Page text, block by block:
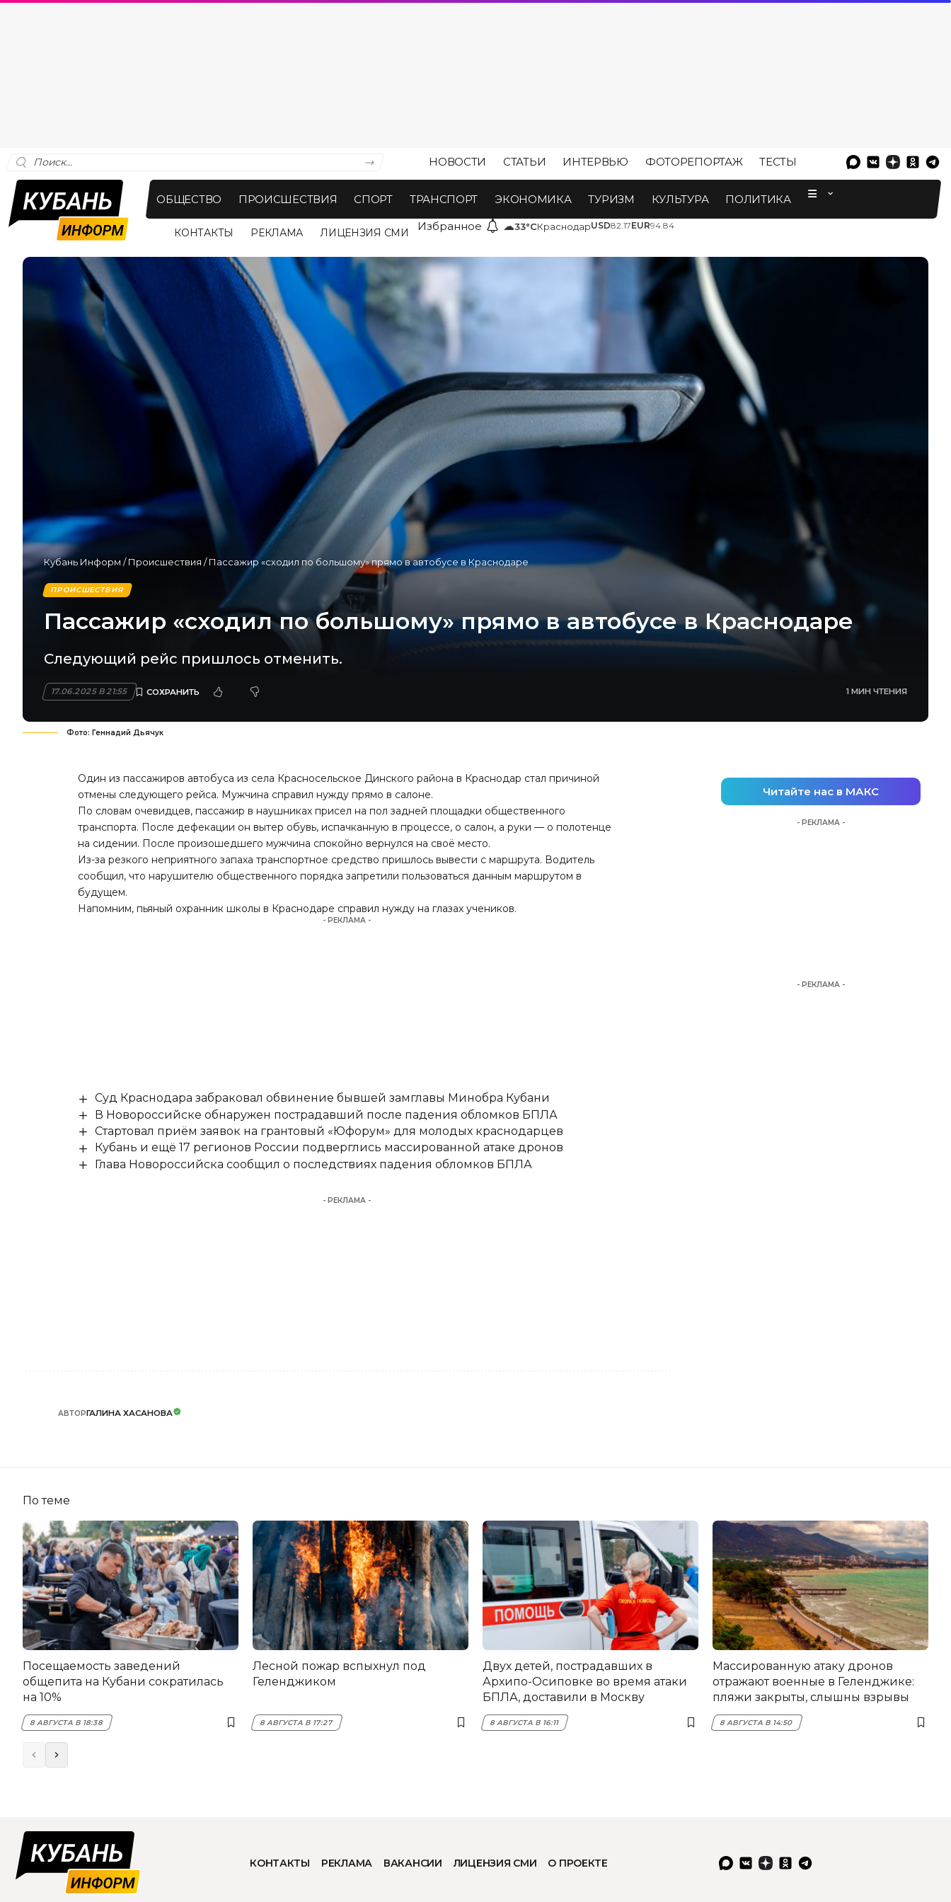
НОВОСТИ СТАТЬИ ИНТЕРВЬЮ ФОТОРЕПОРТАЖ ТЕСТЫ
ОБЩЕСТВО ПРОИСШЕСТВИЯ СПОРТ ТРАНСПОРТ ЭКОНОМИКА ТУРИЗМ КУЛЬТУРА ПОЛИТИКА
КОНТАКТЫ РЕКЛАМА ЛИЦЕНЗИЯ СМИ Избранное ☁33°CКраснодарUSD82.17EUR94.84
Кубань Информ /Происшествия /Пассажир «сходил по большому» прямо в автобусе в Краснодаре
ПРОИСШЕСТВИЯ
Пассажир «сходил по большому» прямо в автобусе в Краснодаре
Следующий рейс пришлось отменить.
17.06.2025 В 21:55 1 МИН ЧТЕНИЯ
Фото: Геннадий Дьячук
Один из пассажиров автобуса из села Красносельское Динского района в Краснодар стал причиной
отмены следующего рейса. Мужчина справил нужду прямо в салоне.
По словам очевидцев, пассажир в наушниках присел на пол задней площадки общественного
транспорта. После дефекации он вытер обувь, испачканную в процессе, о салон, а руки — о полотенце
на сидении. После произошедшего мужчина спокойно вернулся на своё место.
Из-за резкого неприятного запаха транспортное средство пришлось вывести с маршрута. Водитель
сообщил, что нарушителю общественного порядка запретили пользоваться данным маршрутом в
будущем.
Напомним, пьяный охранник школы в Краснодаре справил нужду на глазах учеников.
- РЕКЛАМА -
Суд Краснодара забраковал обвинение бывшей замглавы Минобра Кубани
В Новороссийске обнаружен пострадавший после падения обломков БПЛА
Стартовал приём заявок на грантовый «Юфорум» для молодых краснодарцев
Кубань и ещё 17 регионов России подверглись массированной атаке дронов
Глава Новороссийска сообщил о последствиях падения обломков БПЛА
- РЕКЛАМА -
АВТОРГАЛИНА ХАСАНОВА
Читайте нас в МАКС
- РЕКЛАМА -
- РЕКЛАМА -
По теме
Посещаемость заведений
общепита на Кубани сократилась
на 10%
8 АВГУСТА В 18:38
Лесной пожар вспыхнул под
Геленджиком
8 АВГУСТА В 17:27
Двух детей, пострадавших в
Архипо-Осиповке во время атаки
БПЛА, доставили в Москву
8 АВГУСТА В 16:11
Массированную атаку дронов
отражают военные в Геленджике:
пляжи закрыты, слышны взрывы
8 АВГУСТА В 14:50
КОНТАКТЫ РЕКЛАМА ВАКАНСИИ ЛИЦЕНЗИЯ СМИ О ПРОЕКТЕ